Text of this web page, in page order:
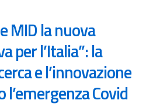
MID la nuova
per l’Italia”: la
e l’innovazione
Covid